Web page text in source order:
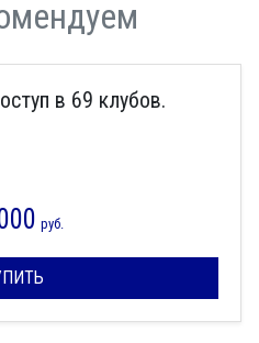
в 69 клубов.
руб.